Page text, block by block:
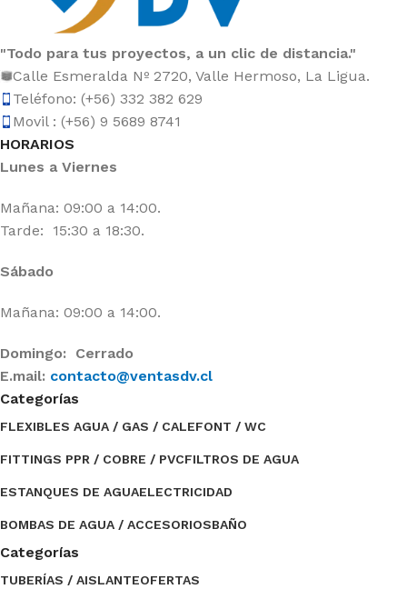
"Todo para tus proyectos, a un clic de distancia."
Calle Esmeralda Nº 2720, Valle Hermoso, La Ligua.
Teléfono: (+56) 332 382 629
Movil : (+56) 9 5689 8741
HORARIOS
Lunes a Viernes
Mañana: 09:00 a 14:00.
Tarde: 15:30 a 18:30.
Sábado
Mañana: 09:00 a 14:00.
Domingo: Cerrado
E.mail: contacto@ventasdv.cl
Categorías
FLEXIBLES AGUA / GAS / CALEFONT / WC
FITTINGS PPR / COBRE / PVCFILTROS DE AGUA
ESTANQUES DE AGUAELECTRICIDAD
BOMBAS DE AGUA / ACCESORIOSBAÑO
Categorías
TUBERÍAS / AISLANTEOFERTAS